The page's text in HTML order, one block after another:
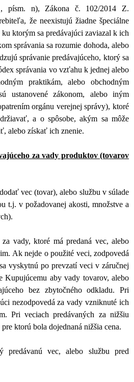
písm. n), Zákona č. 102/2014 Z.
že neexistujú žiadne špeciálne
ktorým sa predávajúci zaviazal k ich
správania sa rozumie dohoda, alebo
správanie predávajúceho, ktorý sa
správania vo vzťahu k jednej alebo
praktikám, alebo obchodným
ustanovené zákonom, alebo iným
orgánu verejnej správy), ktoré
a o spôsobe, akým sa môže
alebo získať ich znenie.
za vady produktov (tovarov
vec (tovar), alebo službu v súlade
t.j. v požadovanej akosti, množstve a
za vady, ktoré má predaná vec, alebo
Ak nejde o použité veci, zodpovedá
vyskytnú po prevzatí veci v záručnej
Kupujúcemu aby vady tovarov, alebo
bez zbytočného odkladu. Pri
nezodpovedá za vady vzniknuté ich
Pri veciach predávaných za nižšiu
ktorú bola dojednaná nižšia cena.
predávanú vec, alebo službu pred